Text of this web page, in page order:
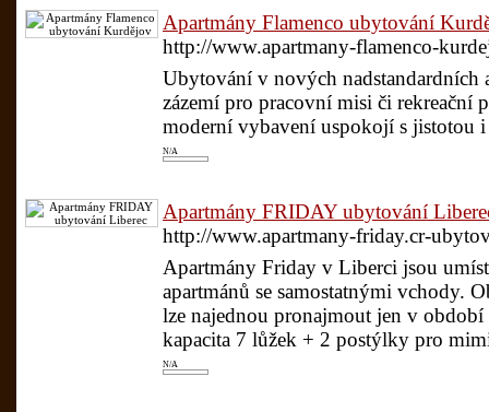
Apartmány Flamenco ubytování
http://www.apartmany-flamenco-
Ubytování v nových nadstandardních
zázemí pro pracovní misi či rekreační
moderní vybavení uspokojí s jistotou
N/A
Apartmány FRIDAY ubytování
http://www.apartmany-friday.cr-
Apartmány Friday v Liberci jsou
apartmánů se samostatnými vchody.
lze najednou pronajmout jen v
kapacita 7 lůžek + 2 postýlky pro
N/A